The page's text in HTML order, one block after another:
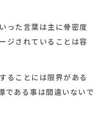
った言葉は主に骨密度
ジされていることは容
ることには限界がある
である事は間違いないで